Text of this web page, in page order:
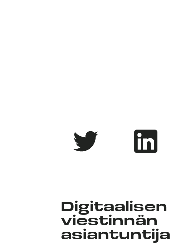
Digitaalisen
viestinnän
asiantuntija